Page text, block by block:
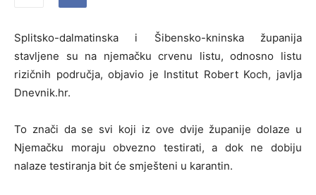
Splitsko-dalmatinska i Šibensko-kninska županija
stavljene su na njemačku crvenu listu, odnosno listu
rizičnih područja, objavio je Institut Robert Koch, javlja
Dnevnik.hr.
To znači da se svi koji iz ove dvije županije dolaze u
Njemačku moraju obvezno testirati, a dok ne dobiju
nalaze testiranja bit će smješteni u karantin.